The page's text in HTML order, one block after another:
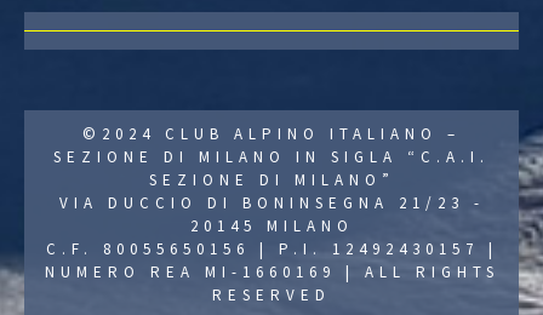
©2024 CLUB ALPINO ITALIANO –
SEZIONE DI MILANO IN SIGLA “C.A.I.
SEZIONE DI MILANO”
VIA DUCCIO DI BONINSEGNA 21/23 -
20145 MILANO
C.F. 80055650156 | P.I. 12492430157 |
NUMERO REA MI-1660169 | ALL RIGHTS
RESERVED